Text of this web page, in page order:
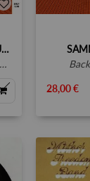
SAMMY BURDSON, KLAUS WEISS, LARRY ROBBINS
28,00 €